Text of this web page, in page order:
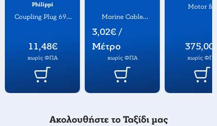
Philippi
Coupling Plug 692
11,48€
χωρίς ΦΠΑ
Marine Cable
Multicore Tinned
3,02€ /
Μέτρο
χωρίς ΦΠΑ
Motor for
12V
χωρίς ΦΠΑ
Ακολουθήστε το Ταξίδι μας